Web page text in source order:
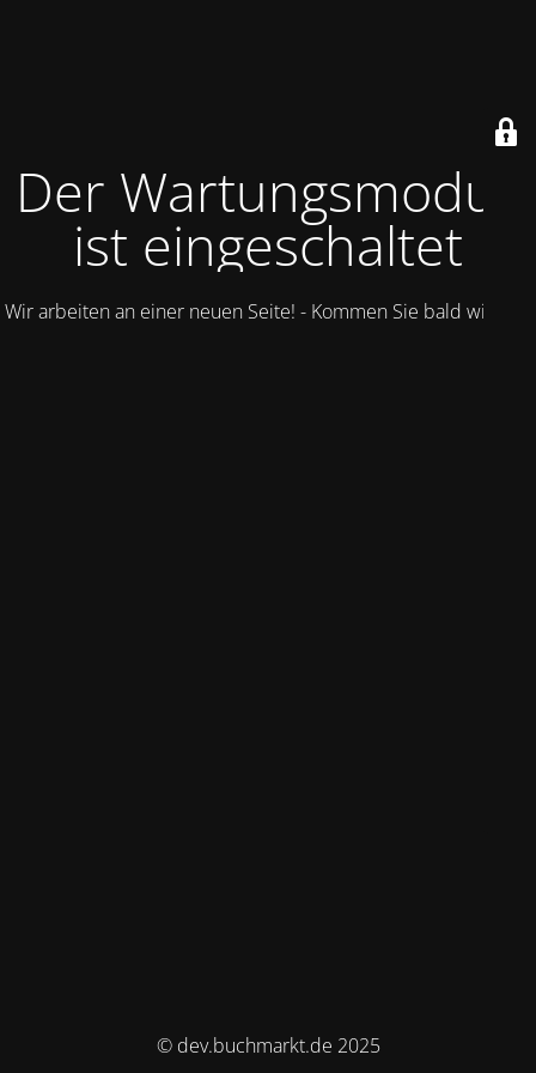
Der Wartungsmodus
ist eingeschaltet
Wir arbeiten an einer neuen Seite! - Kommen Sie bald wieder.
© dev.buchmarkt.de 2025